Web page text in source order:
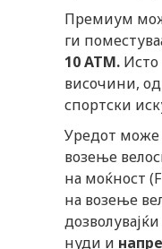
Премиум
ги
10ATM. Исто
височини,
спортски
Уредот може
возење
на моќност
на возење
нуди и